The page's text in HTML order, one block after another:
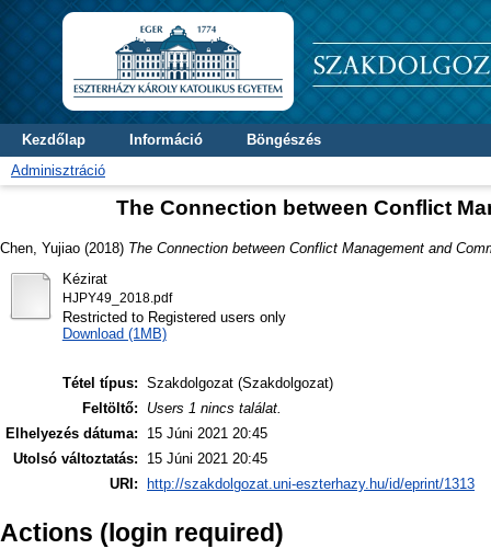
Kezdőlap Információ
Böngészés
Adminisztráció
The Connection between Conflict
Chen, Yujiao (2018) The Connection between Conflict Management and
Kézirat
HJPY49_2018.pdf
Restricted to Registered users only
Download (1MB)
Tétel típus: Szakdolgozat (Szakdolgozat)
Feltöltő:
Users 1 nincs találat.
Elhelyezés dátuma:
15 Júni 2021 20:45
Utolsó változtatás:
15 Júni 2021 20:45
URI:
http://szakdolgozat.uni-eszterhazy.hu/id/eprint/1313
Actions (login required)